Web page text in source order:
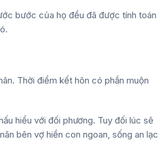
bước của họ đều đã được tính toán
Thời điểm kết hôn có phần muộn
hiểu với đối phương. Tuy đối lúc sẽ
bên vợ hiền con ngoan, sống an lạc